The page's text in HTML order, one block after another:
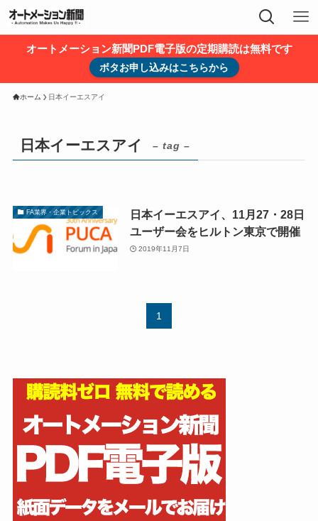
オートメーション新聞PDF電子版の定期購読は無料です
ボタお申し込みはこちらから
ホーム 日本イーエスアイ
日本イーエスアイ – tag –
FA業界・企業トピックス
日本イーエスアイ、11月27・28日
ユーザー会をヒルトン東京で開催
2019年11月7日
1